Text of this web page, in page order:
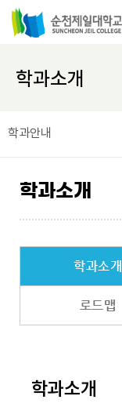
학과소개
학과안내
학과소개
학과소개
로드맵
학과소개